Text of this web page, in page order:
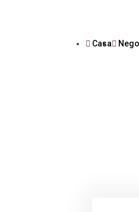
Casa